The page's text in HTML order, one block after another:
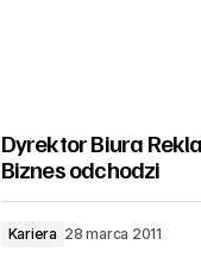
Dyrektor Biura
Biznes odchodzi
Kariera 28 marca 2011